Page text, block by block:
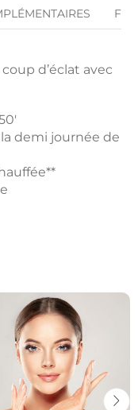
FAQ
d’éclat avec
la demi journée de